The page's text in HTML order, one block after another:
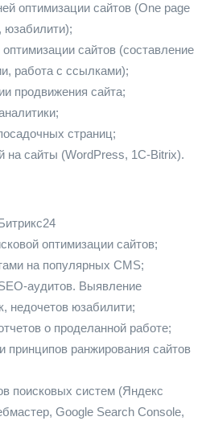
оптимизации сайтов (One page
юзабилити);
сайтов (составление
работа с ссылками);
продвижения сайта;
страниц;
на сайты (WordPress, 1С-Bitrix).
оптимизации сайтов;
на популярных CMS;
аудитов. Выявление
недочетов юзабилити;
о проделанной работе;
принципов ранжирования сайтов
поисковых систем (Яндекс
Google Search Console,